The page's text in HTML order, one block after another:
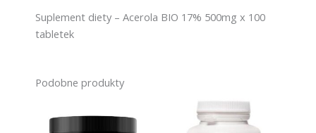
Suplement diety – Acerola BIO 17% 500mg x 100
tabletek
Podobne produkty